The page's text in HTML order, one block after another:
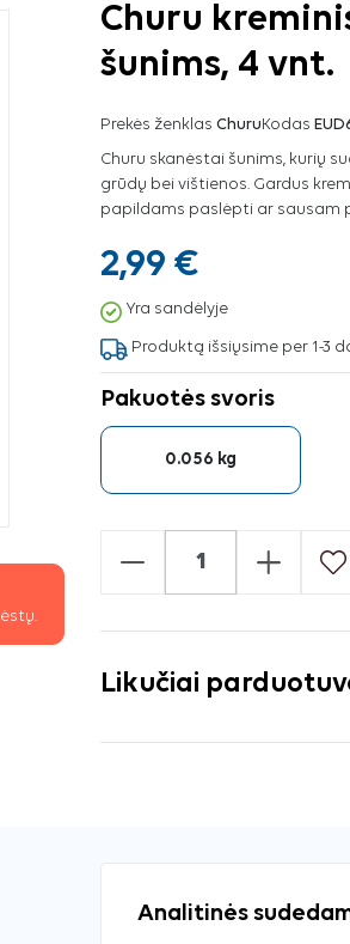
Churu
šunims, 4 vnt.
Prekės ženklas ChuruKodas
Churu skanėstai šunims, kurių
grūdų bei vištienos. Gardus
papildams paslėpti ar sausam
2,99 €
Yra sandėlyje
Produktą išsiųsime per 1-3
Pakuotės svoris
0.056 kg
- +
Likučiai
Analitinės